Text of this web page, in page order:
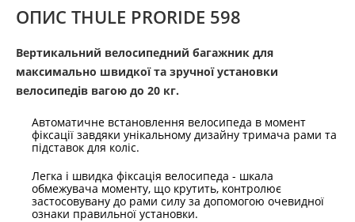
ОПИС THULE PRORIDE 598
Вертикальний велосипедний багажник для
максимально швидкої та зручної установки
велосипедів вагою до 20 кг.
Автоматичне встановлення велосипеда в момент
фіксації завдяки унікальному дизайну тримача рами та
підставок для коліс.
Легка і швидка фіксація велосипеда - шкала
обмежувача моменту, що крутить, контролює
застосовувану до рами силу за допомогою очевидної
ознаки правильної установки.